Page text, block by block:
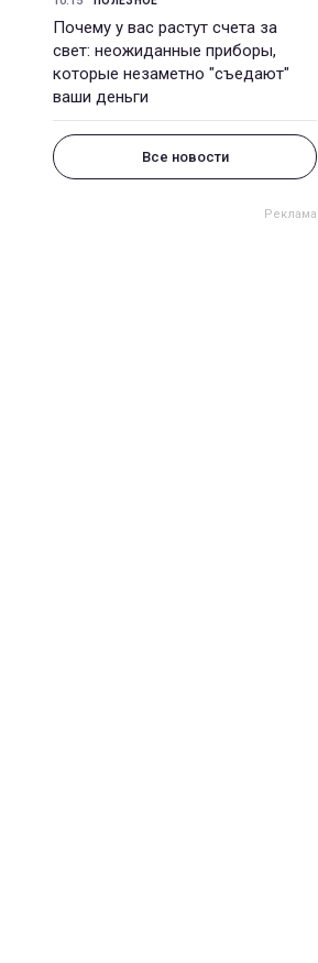
Почему у вас растут счета за
свет: неожиданные приборы,
которые незаметно "съедают"
ваши деньги
Все новости